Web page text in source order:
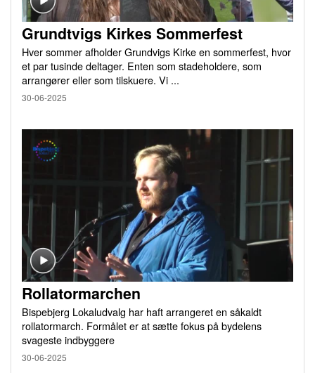
Grundtvigs Kirkes Sommerfest
Hver sommer afholder Grundvigs Kirke en sommerfest, hvor
et par tusinde deltager. Enten som stadeholdere, som
arrangører eller som tilskuere. Vi ...
30-06-2025
Rollatormarchen
Bispebjerg Lokaludvalg har haft arrangeret en såkaldt
rollatormarch. Formålet er at sætte fokus på bydelens
svageste indbyggere
30-06-2025